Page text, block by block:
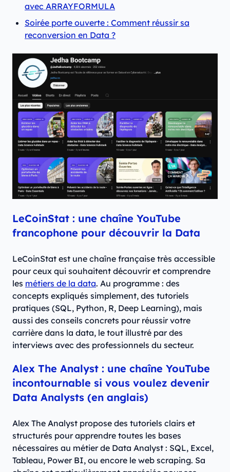
avec ARRAYFORMULA
Soirée porte ouverte : Comment réussir sa
reconversion en Data ?
LeCoinStat : une chaîne YouTube
francophone pour découvrir la Data
LeCoinStat est une chaîne française très accessible
pour ceux qui souhaitent découvrir et comprendre
les métiers de la data. Au programme : des
concepts expliqués simplement, des tutoriels
pratiques (SQL, Python, R, Deep Learning), mais
aussi des conseils concrets pour réussir votre
carrière dans la data, le tout illustré par des
interviews avec des professionnels du secteur.
Alex The Analyst : une chaîne YouTube
incontournable si vous voulez devenir
Data Analysts (en anglais)
Alex The Analyst propose des tutoriels clairs et
structurés pour apprendre toutes les bases
nécessaires au métier de Data Analyst : SQL, Excel,
Tableau, Power BI, ou encore le web scraping. Sa